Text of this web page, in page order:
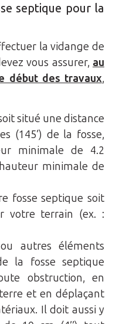
septique pour la
la vidange de
vous assurer, au
début des travaux,
situé une distance
(145’) de la fosse,
minimale de 4.2
minimale de
fosse septique soit
votre terrain (ex. :
autres éléments
la fosse septique
obstruction, en
et en déplaçant
Il doit aussi y